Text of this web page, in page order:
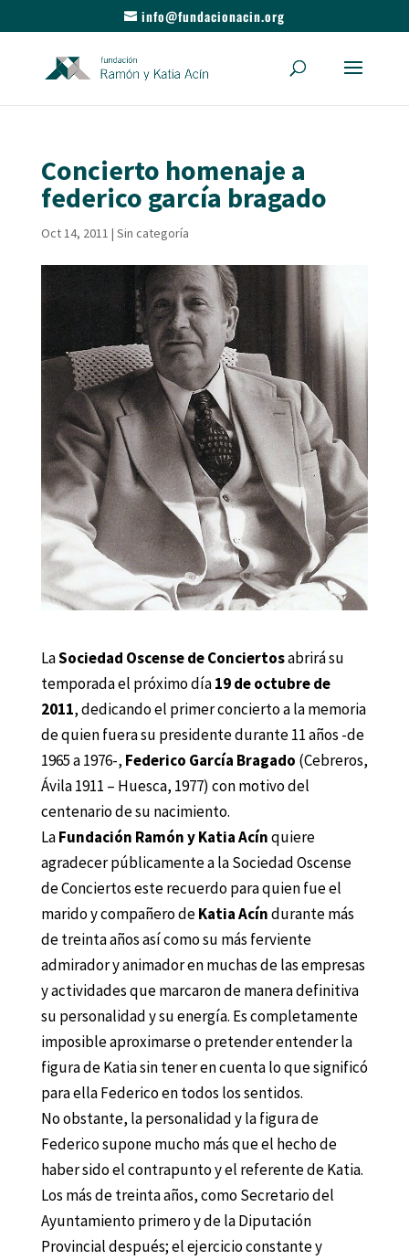
info@fundacionacin.org
Concierto homenaje a
federico garcía bragado
Oct 14, 2011 | Sin categoría
LaSociedad Oscense de Conciertosabrirá su
temporada el próximo día19 de octubre de
2011, dedicando el primer concierto a la memoria
de quien fuera su presidente durante 11 años -de
1965 a 1976-, Federico García Bragado (Cebreros,
Ávila 1911 – Huesca, 1977) con motivo del
centenario de su nacimiento.
LaFundación Ramón y Katia Acínquiere
agradecer públicamente a la Sociedad Oscense
de Conciertos este recuerdo para quien fue el
marido y compañero deKatia Acíndurante más
de treinta años así como su más ferviente
admirador y animador en muchas de las empresas
y actividades que marcaron de manera definitiva
su personalidad y su energía. Es completamente
imposible aproximarse o pretender entender la
figura de Katia sin tener en cuenta lo que significó
para ella Federico en todos los sentidos.
No obstante, la personalidad y la figura de
Federico supone mucho más que el hecho de
haber sido el contrapunto y el referente de Katia.
Los más de treinta años, como Secretario del
Ayuntamiento primero y de la Diputación
Provincial después; el ejercicio constante y